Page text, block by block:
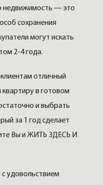
недвижимость — это
сохранения
могут искать
2-4 года.
отличный
в готовом
и выбрать
за 1 год сделает
Вы и ЖИТЬ ЗДЕСЬ И
удовольствием